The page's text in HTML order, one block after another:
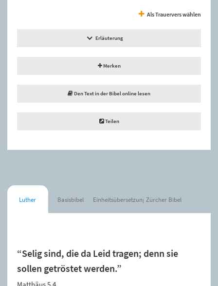
Als Trauervers wählen
Erläuterung
Merken
Den Text in der Bibel online lesen
Teilen
Luther Basisbibel Einheitsübersetzung Zürcher Bibel
“Selig sind, die da Leid tragen; denn sie
sollen getröstet werden.”
Matthäus 5,4